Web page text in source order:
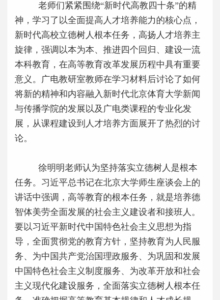
老师们紧紧围绕“新时代高教四十条”的精
神，学习了以全面提高人才培养能力的核心点，
新时代高校立德树人根本任务，高扬人才培养主
旋律，强调以本为本、推进四个回归、建设一流
本科教育，在高等教育改革发展历程中具有重要
意义。广电教研室教师在学习材料后讨论了如何
将新的精神和内容融入新时代北京体育大学新闻
与传播学院的发展以及广电类课程的专业化发
展，从课程建设到人才培养方面展开了热烈的讨
论。
徐明明老师认为坚持落实立德树人是根本
任务。习近平总书记在北京大学师生座谈会上的
讲话中强调，高等教育的根本任务，就是培养德
智体美劳全面发展的社会主义建设者和接班人。
要以习近平新时代中国特色社会主义思想为指
导，全面贯彻党的教育方针，坚持教育为人民服
务、为中国共产党治国理政服务、为巩固和发展
中国特色社会主义制度服务、为改革开放和社会
主义现代化建设服务，全面落实立德树人根本任